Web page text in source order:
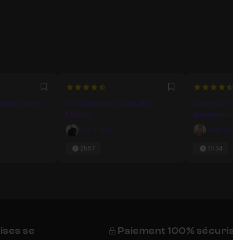
Favori
design
4.6666666666667 Favori
Les transitions dans After
Effects
David Oldani
2h57
4.75
Adobe XD
animations
Axel
1h34
se
Paiement 100%